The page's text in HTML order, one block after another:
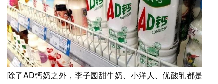
除了AD钙奶之外，李子园甜牛奶、小洋人、优酸乳都是